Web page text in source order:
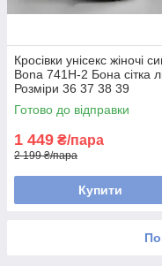
Кросівки унісекс жіночі
Bona 741H-2 Бона сітка
Розміри 36 37 38 39
Готово до відправки
1 449 ₴/пара
2 199 ₴/пара
Купити